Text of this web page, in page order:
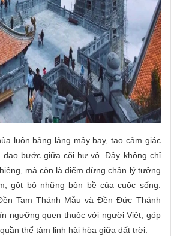
luôn bảng lảng mây bay, tạo cảm giác
dạo bước giữa cõi hư vô. Đây không chỉ
mà còn là điểm dừng chân lý tưởng
gột bỏ những bộn bề của cuộc sống.
Tam Thánh Mẫu và Đền Đức Thánh
ngưỡng quen thuộc với người Việt, góp
thể tâm linh hài hòa giữa đất trời.